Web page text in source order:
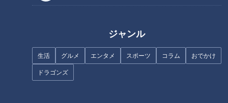
ジャンル
生活 グルメ エンタメ スポーツ コラム おでかけ
ドラゴンズ
飛騨川の右岸に眠る“正体不明の
道”を調査！2つの素掘り隧道も
出現…謎だらけの廃道の秘密と
三重県内NO.1！松阪市の隠れた